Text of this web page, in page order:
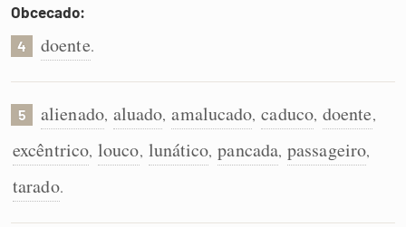
Obcecado:
4 doente.
5 alienado, aluado, amalucado, caduco, doente,
excêntrico, louco, lunático, pancada, passageiro,
tarado.